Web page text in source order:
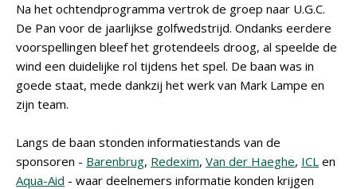
Na het ochtendprogramma vertrok de groep naar U.G.C.
De Pan voor de jaarlijkse golfwedstrijd. Ondanks eerdere
voorspellingen bleef het grotendeels droog, al speelde de
wind een duidelijke rol tijdens het spel. De baan was in
goede staat, mede dankzij het werk van Mark Lampe en
zijn team.
Langs de baan stonden informatiestands van de
sponsoren - Barenbrug, Redexim, Van der Haeghe, ICL en
Aqua-Aid - waar deelnemers informatie konden krijgen